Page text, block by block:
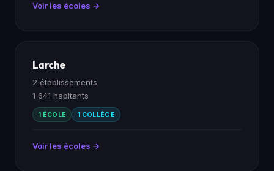
Voir les écoles →
Larche
2 établissements
1 641 habitants
1 ÉCOLE 1 COLLÈGE
Voir les écoles →